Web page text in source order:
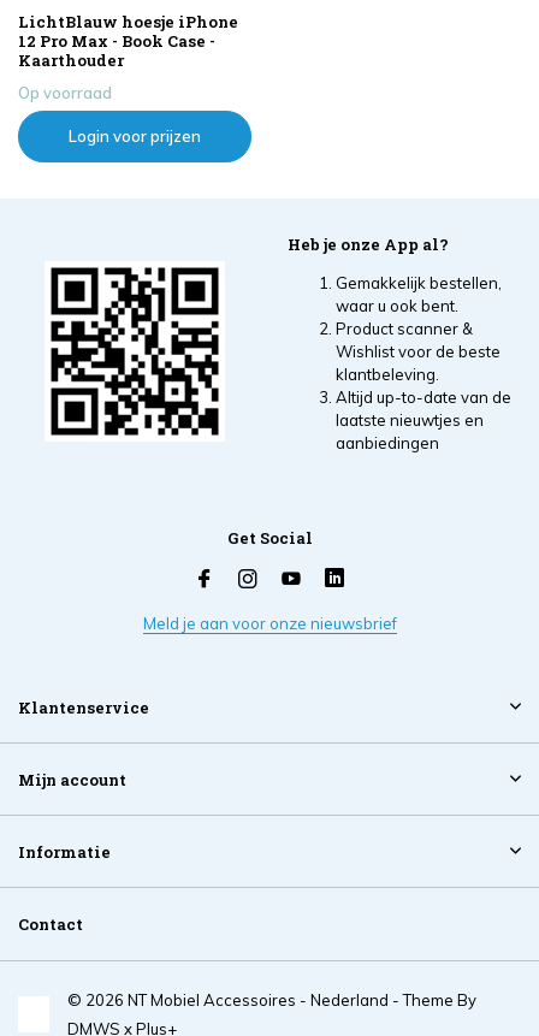
LichtBlauw hoesje iPhone
12 Pro Max - Book Case -
Kaarthouder
Op voorraad
Login voor prijzen
Heb je onze App al?
Gemakkelijk bestellen,
waar u ook bent.
Product scanner &
Wishlist voor de beste
klantbeleving.
Altijd up-to-date van de
laatste nieuwtjes en
aanbiedingen
Get Social
Meld je aan voor onze nieuwsbrief
Klantenservice
Mijn account
Informatie
Contact
© 2026 NT Mobiel Accessoires - Nederland - Theme By
DMWS xPlus+